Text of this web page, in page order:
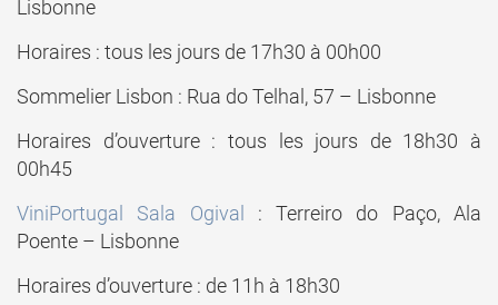
Lisbonne
Horaires : tous les jours de 17h30 à 00h00
Sommelier Lisbon : Rua do Telhal, 57 – Lisbonne
Horaires d’ouverture : tous les jours de 18h30 à
00h45
ViniPortugal Sala Ogival : Terreiro do Paço, Ala
Poente – Lisbonne
Horaires d’ouverture : de 11h à 18h30